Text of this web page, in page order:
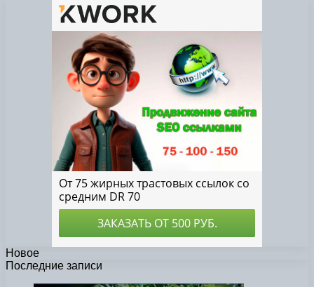
Новое
Последние записи